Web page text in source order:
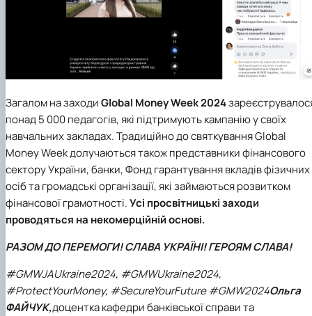
Загалом на заходиGlobal Money Week 2024
понад 5 000 педагогів, які підтримують кампанію у своїх
навчальних закладах. Традиційно до святкування Global
Money Week долучаються також представники фінансового
сектору України, банки, Фонд гарантування вкладів фізичних
осіб та громадські організації, які займаються розвитком
фінансової грамотності.Усі просвітницькі заходи
проводяться на некомерційній основі.
РАЗОМ ДО ПЕРЕМОГИ! СЛАВА УКРАЇНІ! ГЕРОЯМ СЛАВА!
#GMWJAUkraine2024, #GMWUkraine2024,
#ProtectYourMoney, #SecureYourFuture #GMW2024Ольга
ФАЙЧУК,доцентка кафедри банківської справи та